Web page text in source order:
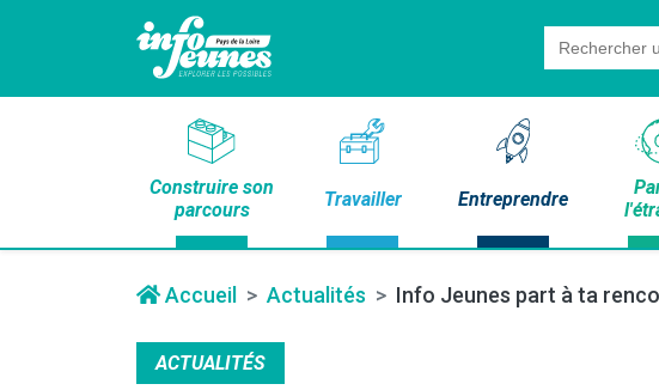
Search
for:
Construire son
parcours
Travailler Entreprendre
Accueil Actualités Info Jeunes part à ta
ACTUALITÉS